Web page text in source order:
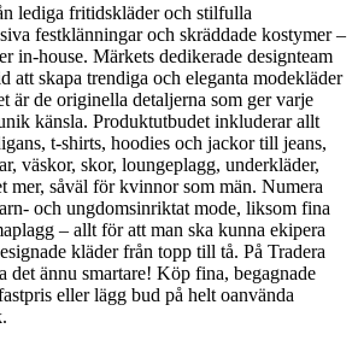
lediga fritidskläder och stilfulla
festklänningar och skräddade kostymer –
in-house. Märkets dedikerade designteam
att skapa trendiga och eleganta modekläder
är de originella detaljerna som ger varje
känsla. Produktutbudet inkluderar allt
t-shirts, hoodies och jackor till jeans,
väskor, skor, loungeplagg, underkläder,
mer, såväl för kvinnor som män. Numera
och ungdomsinriktat mode, liksom fina
– allt för att man ska kunna ekipera
kläder från topp till tå. På Tradera
det ännu smartare! Köp fina, begagnade
eller lägg bud på helt oanvända